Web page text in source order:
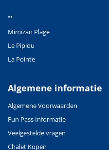
..
Mimizan Plage
Le Pipiou
La Pointe
Algemene informatie
Algemene Voorwaarden
Fun Pass Informatie
Veelgestelde vragen
Chalet Kopen